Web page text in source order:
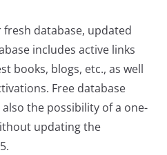
fresh database, updated
includes active links
books, blogs, etc., as well
Free database
the possibility of a one-
updating the